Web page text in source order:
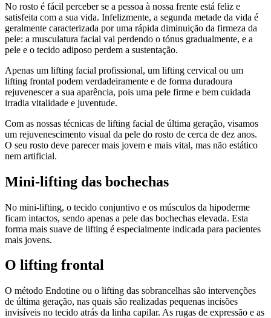
No rosto é fácil perceber se a pessoa à nossa frente está feliz e
satisfeita com a sua vida. Infelizmente, a segunda metade da vida é
geralmente caracterizada por uma rápida diminuição da firmeza da
pele: a musculatura facial vai perdendo o tónus gradualmente, e a
pele e o tecido adiposo perdem a sustentação.
Apenas um lifting facial profissional, um lifting cervical ou um
lifting frontal podem verdadeiramente e de forma duradoura
rejuvenescer a sua aparência, pois uma pele firme e bem cuidada
irradia vitalidade e juventude.
Com as nossas técnicas de lifting facial de última geração, visamos
um rejuvenescimento visual da pele do rosto de cerca de dez anos.
O seu rosto deve parecer mais jovem e mais vital, mas não estático
nem artificial.
Mini-lifting das bochechas
No mini-lifting, o tecido conjuntivo e os músculos da hipoderme
ficam intactos, sendo apenas a pele das bochechas elevada. Esta
forma mais suave de lifting é especialmente indicada para pacientes
mais jovens.
O lifting frontal
O método Endotine ou o lifting das sobrancelhas são intervenções
de última geração, nas quais são realizadas pequenas incisões
invisíveis no tecido atrás da linha capilar. As rugas de expressão e as